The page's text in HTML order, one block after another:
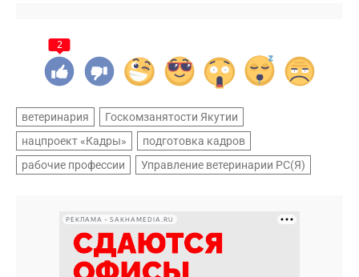
2
ветеринария
Госкомзанятости Якутии
нацпроект «Кадры»
подготовка кадров
рабочие профессии
Управление ветеринарии РС(Я)
РЕКЛАМА • SAKHAMEDIA.RU